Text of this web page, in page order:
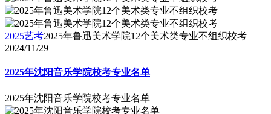
2025艺考2025年鲁迅美术学院12个美术类专业不组织校考
2024/11/29
2025年沈阳音乐学院校考专业名单
2025年沈阳音乐学院校考专业名单